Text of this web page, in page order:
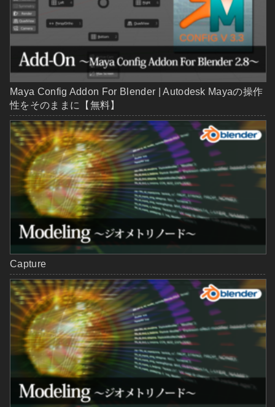
Maya Config Addon For Blender | Autodesk Mayaの操作
性をそのままに【無料】
Capture